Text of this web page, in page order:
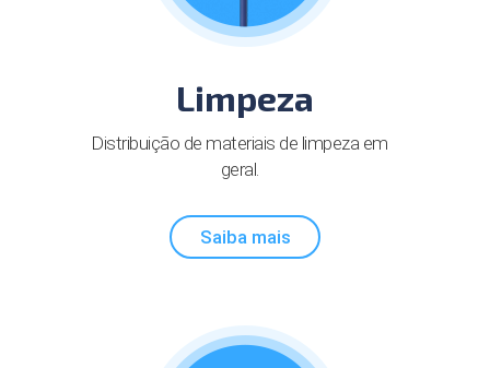
Limpeza
Distribuição de materiais de limpeza em
geral.
Saiba mais